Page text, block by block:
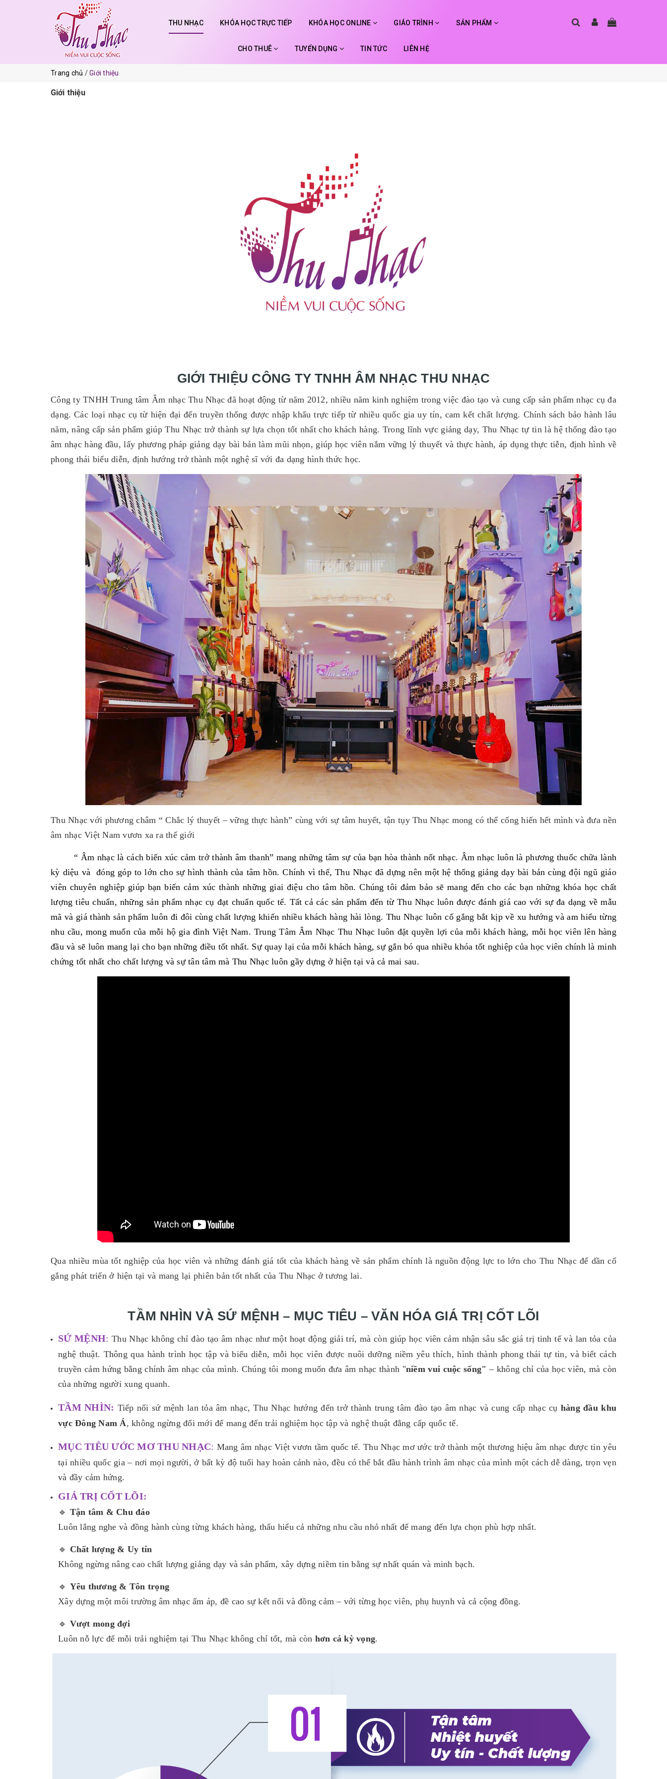
THU NHẠC KHÓA HỌC TRỰC TIẾP KHÓA HỌC ONLINE GIÁO TRÌNH SẢN PHẨM
CHO THUÊ TUYỂN DỤNG TIN TỨC LIÊN HỆ
Trang chủ Giới thiệu
Giới thiệu
GIỚI THIỆU CÔNG TY TNHH ÂM NHẠC THU NHẠC
Công ty TNHH Trung tâm Âm nhạc Thu Nhạc đã hoạt động từ năm 2012, nhiều năm kinh nghiệm trong việc đào tạo và cung cấp sản phẩm nhạc cụ đa
dạng. Các loại nhạc cụ từ hiện đại đến truyền thống được nhập khẩu trực tiếp từ nhiều quốc gia uy tín, cam kết chất lượng. Chính sách bảo hành lâu
năm, nâng cấp sản phẩm giúp Thu Nhạc trở thành sự lựa chọn tốt nhất cho khách hàng. Trong lĩnh vực giảng dạy, Thu Nhạc tự tin là hệ thống đào tạo
âm nhạc hàng đầu, lấy phương pháp giảng dạy bài bản làm mũi nhọn, giúp học viên nắm vững lý thuyết và thực hành, áp dụng thực tiễn, định hình về
phong thái biểu diễn, định hướng trở thành một nghệ sĩ với đa dạng hình thức học.
Thu Nhạc với phương châm “ Chắc lý thuyết – vững thực hành” cùng với sự tâm huyết, tận tụy Thu Nhạc mong có thể cống hiến hết mình và đưa nền
âm nhạc Việt Nam vươn xa ra thế giới
“ Âm nhạc là cách biến xúc cảm trở thành âm thanh” mang những tâm sự của bạn hòa thành nốt nhạc. Âm nhạc luôn là phương thuốc chữa lành
kỳ diệu và đóng góp to lớn cho sự hình thành của tâm hồn. Chính vì thế, Thu Nhạc đã dựng nên một hệ thống giảng dạy bài bản cùng đội ngũ giáo
viên chuyên nghiệp giúp bạn biến cảm xúc thành những giai điệu cho tâm hồn. Chúng tôi đảm bảo sẽ mang đến cho các bạn những khóa học chất
lượng tiêu chuẩn, những sản phẩm nhạc cụ đạt chuẩn quốc tế. Tất cả các sản phẩm đến từ Thu Nhạc luôn được đánh giá cao với sự đa dạng về mẫu
mã và giá thành sản phẩm luôn đi đôi cùng chất lượng khiến nhiều khách hàng hài lòng. Thu Nhạc luôn cố gắng bắt kịp về xu hướng và am hiểu từng
nhu cầu, mong muốn của mỗi hộ gia đình Việt Nam. Trung Tâm Âm Nhạc Thu Nhạc luôn đặt quyền lợi của mỗi khách hàng, mỗi học viên lên hàng
đầu và sẽ luôn mang lại cho bạn những điều tốt nhất. Sự quay lại của mỗi khách hàng, sự gắn bó qua nhiều khóa tốt nghiệp của học viên chính là minh
chứng tốt nhất cho chất lượng và sự tân tâm mà Thu Nhạc luôn gầy dựng ở hiện tại và cả mai sau.
Qua nhiều mùa tốt nghiệp của học viên và những đánh giá tốt của khách hàng về sản phẩm chính là nguồn động lực to lớn cho Thu Nhạc để dần cố
gắng phát triển ở hiện tại và mang lại phiên bản tốt nhất của Thu Nhạc ở tương lai.
TẦM NHÌN VÀ SỨ MỆNH – MỤC TIÊU – VĂN HÓA GIÁ TRỊ CỐT LÕI
SỨ MỆNH: Thu Nhạc không chỉ đào tạo âm nhạc như một hoạt động giải trí, mà còn giúp học viên cảm nhận sâu sắc giá trị tinh tế và lan tỏa của
nghệ thuật. Thông qua hành trình học tập và biểu diễn, mỗi học viên được nuôi dưỡng niềm yêu thích, hình thành phong thái tự tin, và biết cách
truyền cảm hứng bằng chính âm nhạc của mình. Chúng tôi mong muốn đưa âm nhạc thành "niềm vui cuộc sống" – không chỉ của học viên, mà còn
của những người xung quanh.
TẦM NHÌN: Tiếp nối sứ mệnh lan tỏa âm nhạc, Thu Nhạc hướng đến trở thành trung tâm đào tạo âm nhạc và cung cấp nhạc cụ hàng đầu khu
vực Đông Nam Á, không ngừng đổi mới để mang đến trải nghiệm học tập và nghệ thuật đẳng cấp quốc tế.
MỤC TIÊU ƯỚC MƠ THU NHẠC: Mang âm nhạc Việt vươn tầm quốc tế. Thu Nhạc mơ ước trở thành một thương hiệu âm nhạc được tin yêu
tại nhiều quốc gia – nơi mọi người, ở bất kỳ độ tuổi hay hoàn cảnh nào, đều có thể bắt đầu hành trình âm nhạc của mình một cách dễ dàng, trọn vẹn
và đầy cảm hứng.
GIÁ TRỊ CỐT LÕI:
🔹 Tận tâm & Chu đáo
Luôn lắng nghe và đồng hành cùng từng khách hàng, thấu hiểu cả những nhu cầu nhỏ nhất để mang đến lựa chọn phù hợp nhất.
🔹 Chất lượng & Uy tín
Không ngừng nâng cao chất lượng giảng dạy và sản phẩm, xây dựng niềm tin bằng sự nhất quán và minh bạch.
🔹 Yêu thương & Tôn trọng
Xây dựng một môi trường âm nhạc ấm áp, đề cao sự kết nối và đồng cảm – với từng học viên, phụ huynh và cả cộng đồng.
🔹 Vượt mong đợi
Luôn nỗ lực để mỗi trải nghiệm tại Thu Nhạc không chỉ tốt, mà còn hơn cả kỳ vọng.